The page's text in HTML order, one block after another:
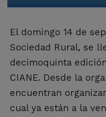
El domingo 14 de
Sociedad Rural, se
decimoquinta
CIANE. Desde la
encuentran
cual ya están a la